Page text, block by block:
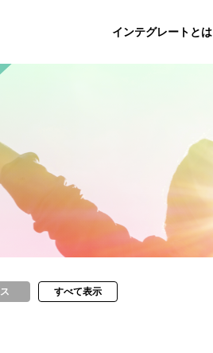
インテグレートとは
すべて表示